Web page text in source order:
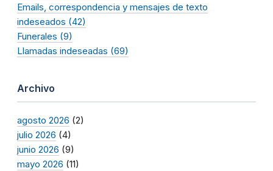
Emails, correspondencia y mensajes de texto
indeseados (42)
Funerales (9)
Llamadas indeseadas (69)
Archivo
agosto 2026 (2)
julio 2026 (4)
junio 2026 (9)
mayo 2026 (11)